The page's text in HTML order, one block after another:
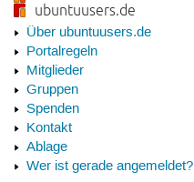
ubuntuusers.de
Über ubuntuusers.de
Portalregeln
Mitglieder
Gruppen
Spenden
Kontakt
Ablage
Wer ist gerade angemeldet?